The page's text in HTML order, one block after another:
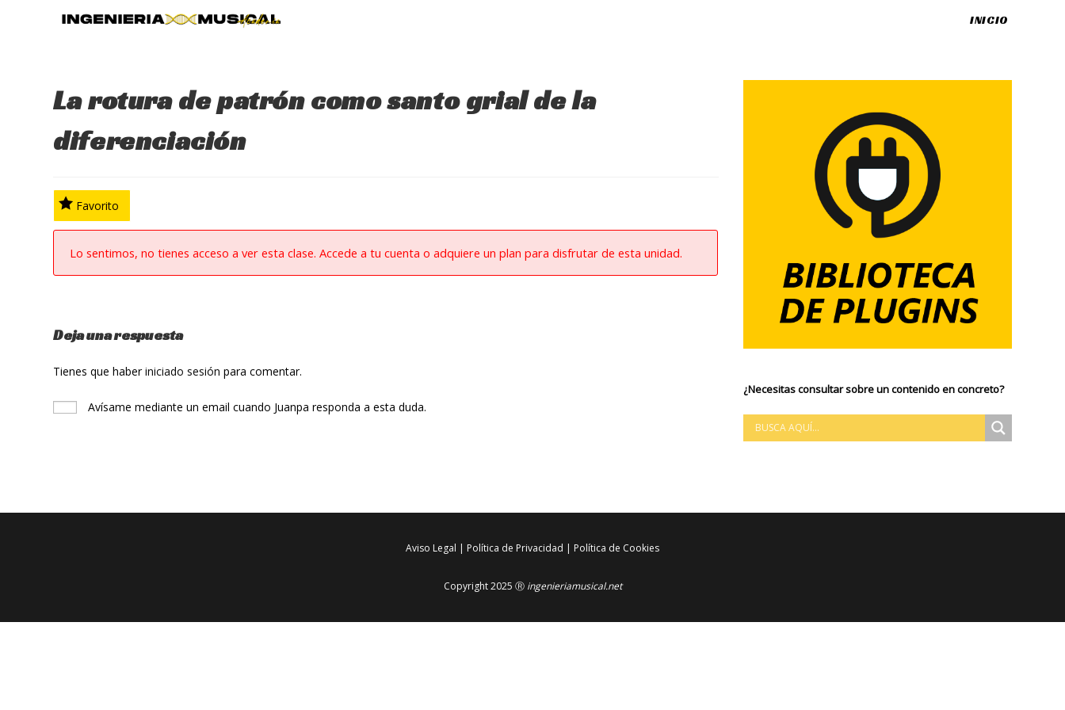
INICIO
La rotura de patrón como santo grial de la
diferenciación
Favorito
Lo sentimos, no tienes acceso a ver esta clase. Accede a tu cuenta o adquiere un plan para disfrutar de esta unidad.
Deja una respuesta
Tienes que haberiniciado sesión para comentar.
Avísame mediante un email cuando Juanpa responda a esta duda.
¿Necesitas consultar sobre un contenido en concreto?
Aviso Legal | Política de Privacidad | Política de Cookies
Copyright 2025 Ⓡ ingenieriamusical.net